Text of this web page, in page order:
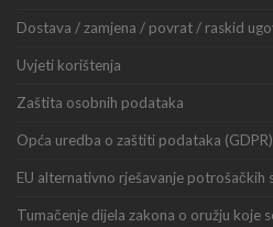
Dostava / zamjena / povrat / raskid
Uvjeti korištenja
Zaštita osobnih podataka
Opća uredba o zaštiti podataka (GDPR)
EU alternativno rješavanje potrošačkih
Tumačenje dijela zakona o oružju koje